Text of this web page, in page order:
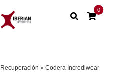
0
Recuperación »Codera Incrediwear